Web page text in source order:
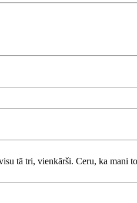
tā tri, vienkārši. Ceru, ka mani